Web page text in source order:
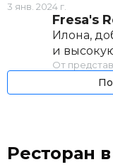
3 янв. 2024 г.
Fresa's
Илона,
и
От
Ресторан